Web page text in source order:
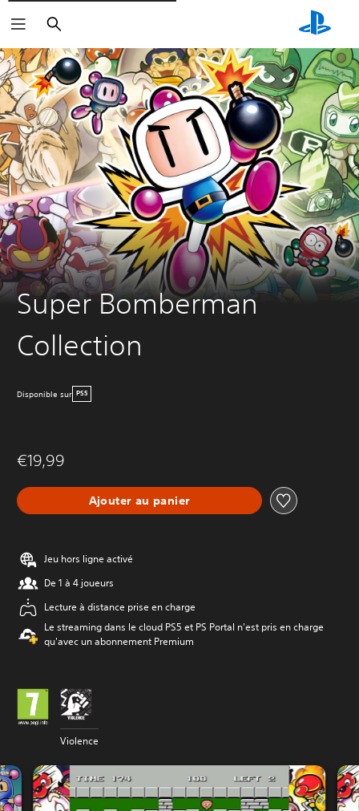
Rechercher
Super Bomberman
Collection
Disponible sur PS5
€19,99
Ajouter au panier
Jeu hors ligne activé
De 1 à 4 joueurs
Lecture à distance prise en charge
Le streaming dans le cloud PS5 et PS Portal n'est pris en charge
qu'avec un abonnement Premium
Violence